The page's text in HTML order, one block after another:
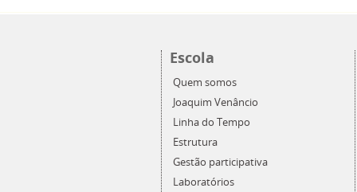
Escola
Quem somos
Joaquim Venâncio
Linha do Tempo
Estrutura
Gestão participativa
Laboratórios